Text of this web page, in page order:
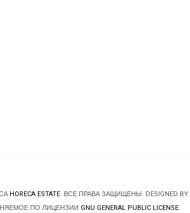
HORECA ESTATE. ВСЕ ПРАВА ЗАЩИЩЕНЫ. DESIGNED BY
ПО ЛИЦЕНЗИИ GNU GENERAL PUBLIC LICENSE.